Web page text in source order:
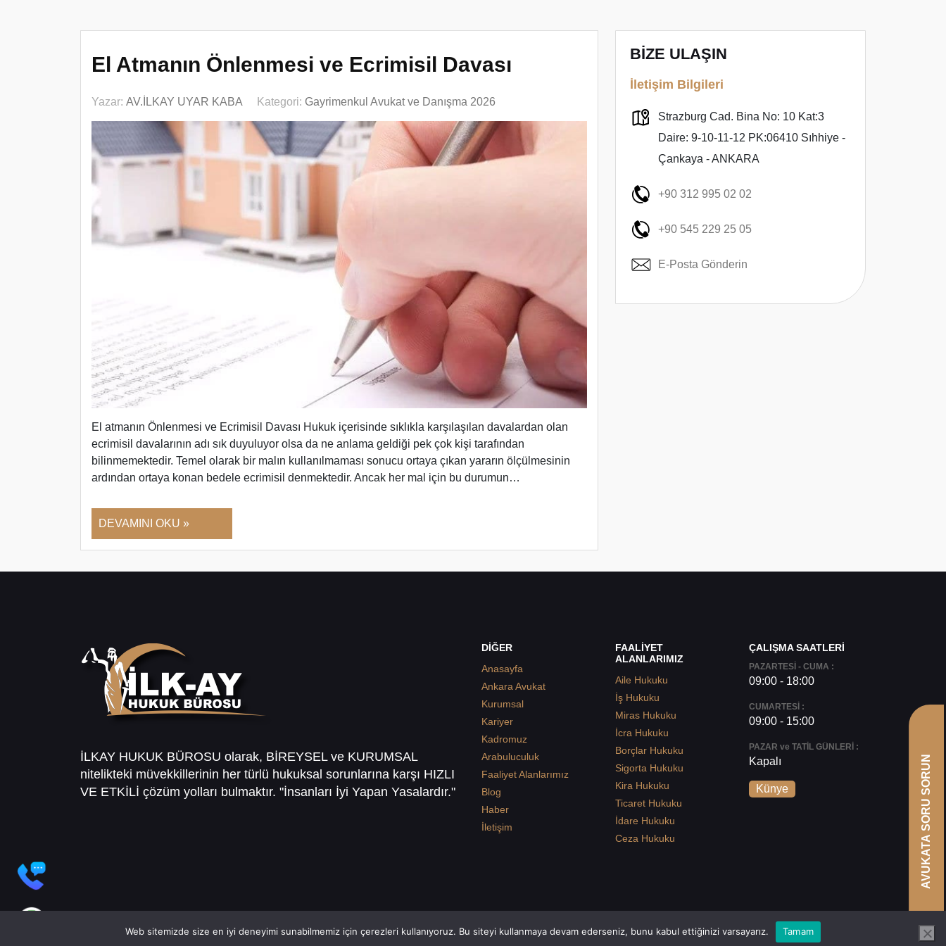
El Atmanın Önlenmesi ve Ecrimisil Davası
Yazar: AV.İLKAY UYAR KABA Kategori: Gayrimenkul Avukat ve Danışma 2026
El atmanın Önlenmesi ve Ecrimisil Davası Hukuk içerisinde sıklıkla karşılaşılan davalardan olan
ecrimisil davalarının adı sık duyuluyor olsa da ne anlama geldiği pek çok kişi tarafından
bilinmemektedir. Temel olarak bir malın kullanılmaması sonucu ortaya çıkan yararın ölçülmesinin
ardından ortaya konan bedele ecrimisil denmektedir. Ancak her mal için bu durumun…
DEVAMINI OKU »
BİZE ULAŞIN
İletişim Bilgileri
Strazburg Cad. Bina No: 10 Kat:3
Daire: 9-10-11-12 PK:06410 Sıhhiye -
Çankaya - ANKARA
+90 312 995 02 02
+90 545 229 25 05
E-Posta Gönderin
İLKAY HUKUK BÜROSU olarak, BİREYSEL ve KURUMSAL
nitelikteki müvekkillerinin her türlü hukuksal sorunlarına karşı HIZLI
VE ETKİLİ çözüm yolları bulmaktır. "İnsanları İyi Yapan Yasalardır."
DİĞER
Anasayfa
Ankara Avukat
Kurumsal
Kariyer
Kadromuz
Arabuluculuk
Faaliyet Alanlarımız
Blog
Haber
İletişim
FAALİYET
ALANLARIMIZ
Aile Hukuku
İş Hukuku
Miras Hukuku
İcra Hukuku
Borçlar Hukuku
Sigorta Hukuku
Kira Hukuku
Ticaret Hukuku
İdare Hukuku
Ceza Hukuku
ÇALIŞMA SAATLERİ
PAZARTESİ - CUMA :
09:00 - 18:00
CUMARTESİ :
09:00 - 15:00
PAZAR ve TATİL GÜNLERİ :
Kapalı
Künye
Web sitemizde size en iyi deneyimi sunabilmemiz için çerezleri kullanıyoruz. Bu siteyi kullanmaya devam ederseniz, bunu kabul ettiğinizi varsayarız. Tamam
AVUKATA SORU SORUN